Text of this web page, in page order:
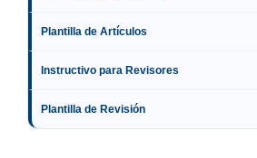
Plantilla de Artículos
Instructivo para Revisores
Plantilla de Revisión